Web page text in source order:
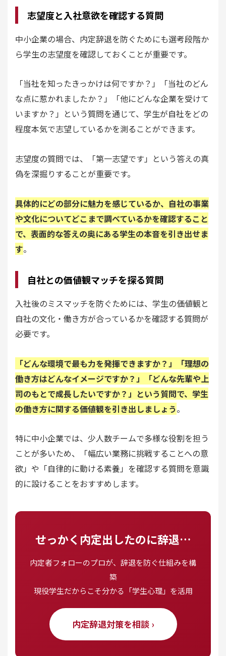
志望度と入社意欲を確認する質問
中小企業の場合、内定辞退を防ぐためにも選考段階か
ら学生の志望度を確認しておくことが重要です。
「当社を知ったきっかけは何ですか？」「当社のどん
な点に惹かれましたか？」「他にどんな企業を受けて
いますか？」という質問を通じて、学生が自社をどの
程度本気で志望しているかを測ることができます。
志望度の質問では、「第一志望です」という答えの真
偽を深掘りすることが重要です。
具体的にどの部分に魅力を感じているか、自社の事業
や文化についてどこまで調べているかを確認すること
で、表面的な答えの奥にある学生の本音を引き出せま
す。
自社との価値観マッチを探る質問
入社後のミスマッチを防ぐためには、学生の価値観と
自社の文化・働き方が合っているかを確認する質問が
必要です。
「どんな環境で最も力を発揮できますか？」「理想の
働き方はどんなイメージですか？」「どんな先輩や上
司のもとで成長したいですか？」という質問で、学生
の働き方に関する価値観を引き出しましょう。
特に中小企業では、少人数チームで多様な役割を担う
ことが多いため、「幅広い業務に挑戦することへの意
欲」や「自律的に動ける素養」を確認する質問を意識
的に設けることをおすすめします。
せっかく内定出したのに辞退…
内定者フォローのプロが、辞退を防ぐ仕組みを構
築
現役学生だからこそ分かる「学生心理」を活用
内定辞退対策を相談 ›